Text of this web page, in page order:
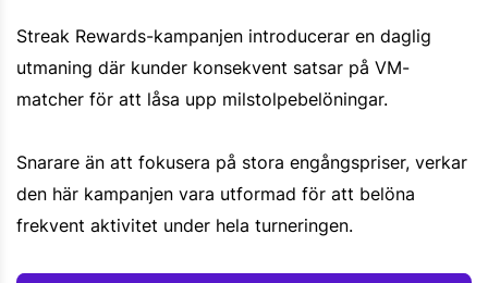
Streak Rewards-kampanjen introducerar en daglig
utmaning där kunder konsekvent satsar på VM-
matcher för att låsa upp milstolpebelöningar.
Snarare än att fokusera på stora engångspriser, verkar
den här kampanjen vara utformad för att belöna
frekvent aktivitet under hela turneringen.